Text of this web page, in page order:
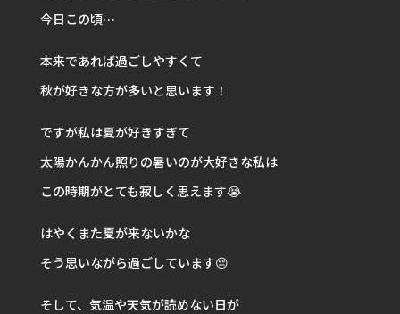
今日この頃…
本来であれば過ごしやすくて
秋が好きな方が多いと思います！
ですが私は夏が好きすぎて
太陽かんかん照りの暑いのが大好きな私は
この時期がとても寂しく思えます😭
はやくまた夏が来ないかな
そう思いながら過ごしています😔
そして、気温や天気が読めない日が